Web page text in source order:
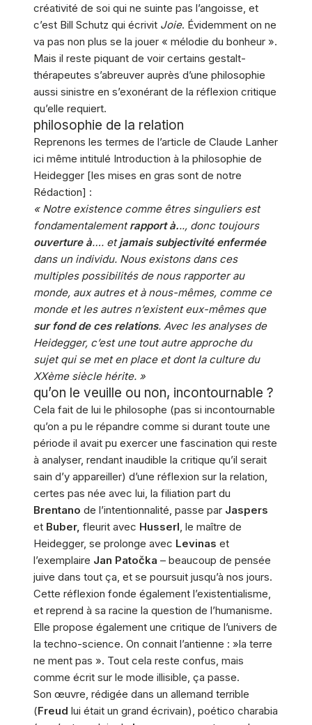
créativité de soi qui ne suinte pas l’angoisse, et
c’est Bill Schutz qui écrivit Joie. Évidemment on ne
va pas non plus se la jouer « mélodie du bonheur ».
Mais il reste piquant de voir certains gestalt-
thérapeutes s’abreuver auprès d’une philosophie
aussi sinistre en s’exonérant de la réflexion critique
qu’elle requiert.
philosophie de la relation
Reprenons les termes de l’article de Claude Lanher
ici même intitulé Introduction à la philosophie de
Heidegger [les mises en gras sont de notre
Rédaction] :
« Notre existence comme êtres singuliers est
fondamentalementrapport à..., donc toujours
ouverture à…. etjamais subjectivité enfermée
dans un individu. Nous existons dans ces
multiples possibilités de nous rapporter au
monde, aux autres et à nous-mêmes, comme ce
monde et les autres n’existent eux-mêmes que
sur fond de ces relations. Avec les analyses de
Heidegger, c’est une tout autre approche du
sujet qui se met en place et dont la culture du
XXème siècle hérite. »
qu’on le veuille ou non, incontournable ?
Cela fait de lui le philosophe (pas si incontournable
qu’on a pu le répandre comme si durant toute une
période il avait pu exercer une fascination qui reste
à analyser, rendant inaudible la critique qu’il serait
sain d’y appareiller) d’une réflexion sur la relation,
certes pas née avec lui, la filiation part du
Brentano de l’intentionnalité, passe par Jaspers
et Buber, fleurit avec Husserl, le maître de
Heidegger, se prolonge avec Levinas et
l’exemplaire Jan Patočka – beaucoup de pensée
juive dans tout ça, et se poursuit jusqu’à nos jours.
Cette réflexion fonde également l’existentialisme,
et reprend à sa racine la question de l’humanisme.
Elle propose également une critique de l’univers de
la techno-science. On connait l’antienne : »la terre
ne ment pas ». Tout cela reste confus, mais
comme écrit sur le mode illisible, ça passe.
Son œuvre, rédigée dans un allemand terrible
(Freud lui était un grand écrivain), poético charabia